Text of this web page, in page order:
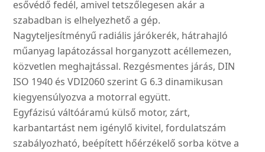
esővédő fedél, amivel tetszőlegesen akár a
szabadban is elhelyezhető a gép.
Nagyteljesítményű radiális járókerék, hátrahajló
műanyag lapátozással horganyzott acéllemezen,
közvetlen meghajtással. Rezgésmentes járás, DIN
ISO 1940 és VDI2060 szerint G 6.3 dinamikusan
kiegyensúlyozva a motorral együtt.
Egyfázisú váltóáramú külső motor, zárt,
karbantartást nem igénylő kivitel, fordulatszám
szabályozható, beépített hőérzékelő sorba kötve a